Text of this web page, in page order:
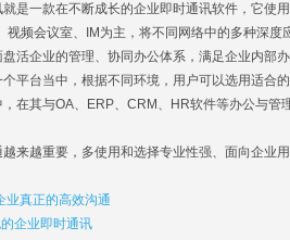
一款在不断成长的企业即时通讯软件，它使用
视频会议室、IM为主，将不同网络中的多种深
活企业的管理、协同办公体系，满足企业内部
台当中，根据不同环境，用户可以选用适合
在其与OA、ERP、CRM、HR软件等办公与管
越重要，多使用和选择专业性强、面向企业
业真正的高效沟通
企业即时通讯